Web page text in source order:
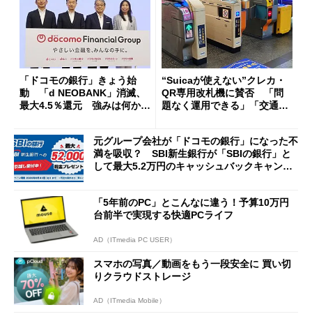
「ドコモの銀行」きょう始
動 「d NEOBANK」消滅、
最大4.5％還元 強みは何か解
“Suicaが使えない”クレカ・
QR専用改札機に賛否 「問
題なく運用できる」「交通系I
元グループ会社が「ドコモの銀行」になった不
満を吸収？ SBI新生銀行が「SBIの銀行」と
して最大5.2万円のキャッシュバックキャンペ
「5年前のPC」とこんなに違う！予算10万円
台前半で実現する快適PCライフ
AD（ITmedia PC USER）
スマホの写真／動画をもう一段安全に 買い切
りクラウドストレージ
AD（ITmedia Mobile）